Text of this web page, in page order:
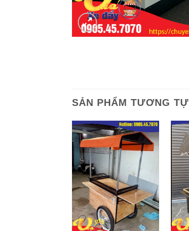
SẢN PHẨM TƯƠNG TỰ